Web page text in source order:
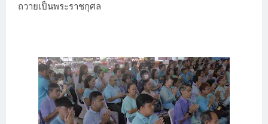
ถวายเป็นพระราชกุศล